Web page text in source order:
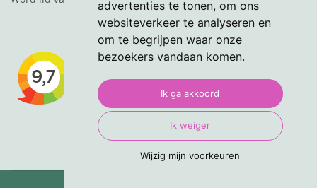
advertenties te tonen, om ons
websiteverkeer te analyseren en
om te begrijpen waar onze
bezoekers vandaan komen.
Ik ga akkoord
Ik weiger
Wijzig mijn voorkeuren